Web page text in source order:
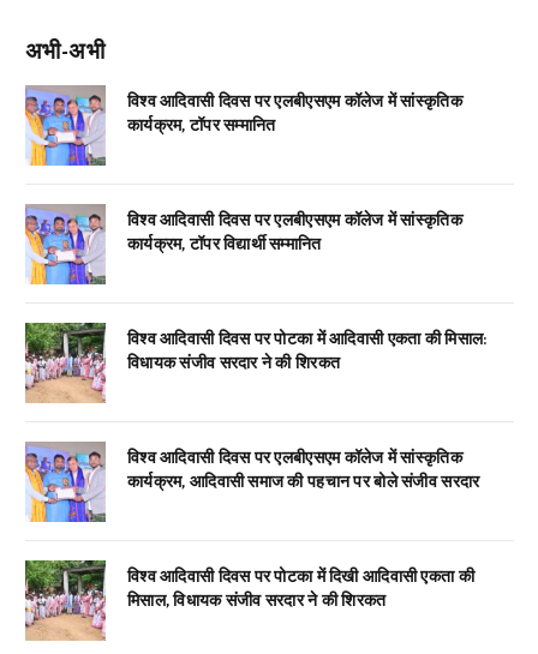
अभी-अभी
विश्व आदिवासी दिवस पर एलबीएसएम कॉलेज में सांस्कृतिक
कार्यक्रम, टॉपर सम्मानित
विश्व आदिवासी दिवस पर एलबीएसएम कॉलेज में सांस्कृतिक
कार्यक्रम, टॉपर विद्यार्थी सम्मानित
विश्व आदिवासी दिवस पर पोटका में आदिवासी एकता की मिसाल:
विधायक संजीव सरदार ने की शिरकत
विश्व आदिवासी दिवस पर एलबीएसएम कॉलेज में सांस्कृतिक
कार्यक्रम, आदिवासी समाज की पहचान पर बोले संजीव सरदार
विश्व आदिवासी दिवस पर पोटका में दिखी आदिवासी एकता की
मिसाल, विधायक संजीव सरदार ने की शिरकत